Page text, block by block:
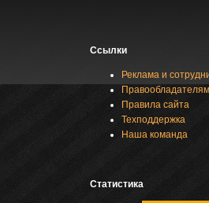
Ссылки
Реклама и
Правообладателям
Правила сайта
Техподдержка
Наша команда
Статистика